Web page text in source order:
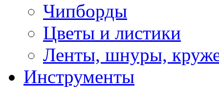
Чипборды
Цветы и листики
Ленты, шнуры,
Инструменты